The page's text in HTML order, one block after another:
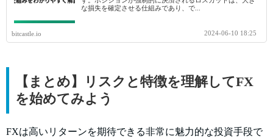
な損失を確定させる仕組みであり、で...
bitcastle.io 2024-06-10 18:25
【まとめ】リスクと特徴を理解してFX
を始めてみよう
FXは高いリターンを期待できる非常に魅力的な投資手段で